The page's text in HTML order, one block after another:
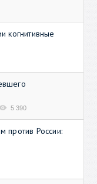
когнитивные
5 390
против России: